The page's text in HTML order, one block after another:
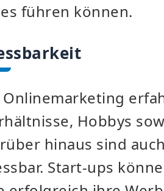
führen können.
Hobbys
hinaus sind
Start-ups